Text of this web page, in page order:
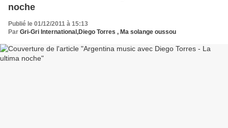
noche
Publié le 01/12/2011 à 15:13
Par Gri-Gri International,Diego Torres , Ma solange oussou